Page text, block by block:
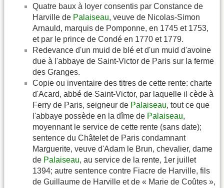
Quatre baux à loyer consentis par Constance de
Harville de Palaiseau, veuve de Nicolas-Simon
Arnauld, marquis de Pomponne, en 1745 et 1753,
et par le prince de Condé en 1770 et 1779.
Redevance d'un muid de blé et d'un muid d'avoine
due à l'abbaye de Saint-Victor de Paris sur la ferme
des Granges.
Copie ou inventaire des titres de cette rente: charte
d'Acard, abbé de Saint-Victor, par laquelle il cède à
Ferry de Paris, seigneur de Palaiseau, tout ce que
l'abbaye possède en la dîme de Palaiseau,
moyennant le service de cette rente (sans date);
sentence du Châtelet de Paris condamnant
Marguerite, veuve d'Adam le Brun, chevalier, dame
de Palaiseau, au service de la rente, 1er juillet
1394; autre sentence contre Fiacre de Harville, fils
de Guillaume de Harville et de « Marie de Coûtes »,